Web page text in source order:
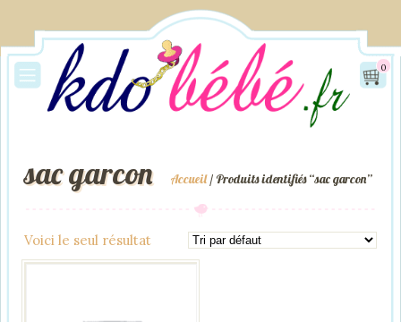
0
Accueil/ Produits identifiés “sac garcon”
sac garcon
Voici le seul résultat